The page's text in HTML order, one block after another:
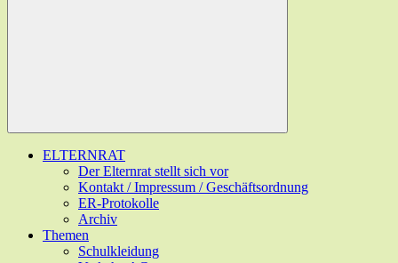
ELTERNRAT
Der Elternrat stellt sich vor
Kontakt / Impressum / Geschäftsordnung
ER-Protokolle
Archiv
Themen
Schulkleidung